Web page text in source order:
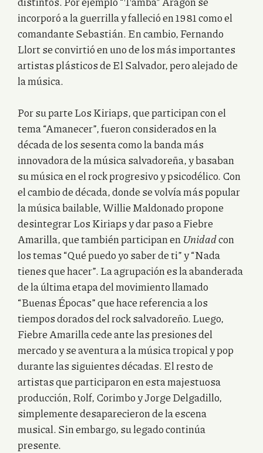
incorporó a la guerrilla y falleció en 1981 como el
comandante Sebastián. En cambio, Fernando
Llort se convirtió en uno de los más importantes
artistas plásticos de El Salvador, pero alejado de
la música.
Por su parte Los Kiriaps, que participan con el
tema “Amanecer”, fueron considerados en la
década de los sesenta como la banda más
innovadora de la música salvadoreña, y basaban
su música en el rock progresivo y psicodélico. Con
el cambio de década, donde se volvía más popular
la música bailable, Willie Maldonado propone
desintegrar Los Kiriaps y dar paso a Fiebre
Amarilla, que también participan enUnidadcon
los temas “Qué puedo yo saber de ti” y “Nada
tienes que hacer”. La agrupación es la abanderada
de la última etapa del movimiento llamado
“Buenas Épocas” que hace referencia a los
tiempos dorados del rock salvadoreño. Luego,
Fiebre Amarilla cede ante las presiones del
mercado y se aventura a la música tropical y pop
durante las siguientes décadas. El resto de
artistas que participaron en esta majestuosa
producción, Rolf, Corimbo y Jorge Delgadillo,
simplemente desaparecieron de la escena
musical. Sin embargo, su legado continúa
presente.